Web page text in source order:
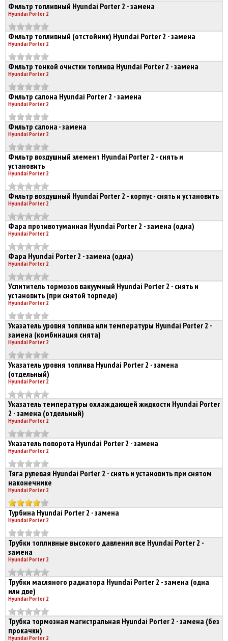
Фильтр топливный Hyundai Porter 2 - замена
Hyundai Porter 2
Фильтр топливный (отстойник) Hyundai Porter 2 - замена
Hyundai Porter 2
Фильтр тонкой очистки топлива Hyundai Porter 2 - замена
Hyundai Porter 2
Фильтр салона Hyundai Porter 2 - замена
Hyundai Porter 2
Фильтр салона - замена
Hyundai Porter 2
Фильтр воздушный элемент Hyundai Porter 2 - снять и
установить
Hyundai Porter 2
Фильтр воздушный Hyundai Porter 2 - корпус - снять и установить
Hyundai Porter 2
Фара противотуманная Hyundai Porter 2 - замена (одна)
Hyundai Porter 2
Фара Hyundai Porter 2 - замена (одна)
Hyundai Porter 2
Услититель тормозов вакуумный Hyundai Porter 2 - снять и
установить (при снятой торпеде)
Hyundai Porter 2
Указатель уровня топлива или температуры Hyundai Porter 2 -
замена (комбинация снята)
Hyundai Porter 2
Указатель уровня топлива Hyundai Porter 2 - замена
(отдельный)
Hyundai Porter 2
Указатель температуры охлаждающей жидкости Hyundai Porter
2 - замена (отдельный)
Hyundai Porter 2
Указатель поворота Hyundai Porter 2 - замена
Hyundai Porter 2
Тяга рулевая Hyundai Porter 2 - снять и установить при снятом
наконечнике
Hyundai Porter 2
Турбина Hyundai Porter 2 - замена
Hyundai Porter 2
Трубки топливные высокого давления все Hyundai Porter 2 -
замена
Hyundai Porter 2
Трубки масляного радиатора Hyundai Porter 2 - замена (одна
или две)
Hyundai Porter 2
Трубка тормозная магистральная Hyundai Porter 2 - замена (без
прокачки)
Hyundai Porter 2